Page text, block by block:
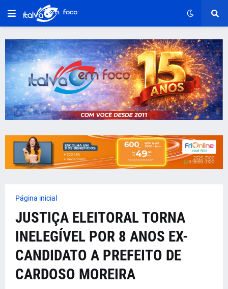
Página inicial
JUSTIÇA ELEITORAL TORNA
INELEGÍVEL POR 8 ANOS EX-
CANDIDATO A PREFEITO DE
CARDOSO MOREIRA